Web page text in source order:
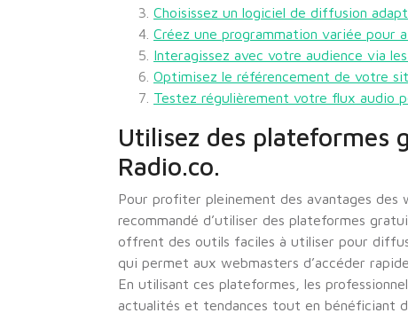
Choisissez un logiciel de diffusion
Créez une programmation variée pour
Interagissez avec votre audience via
Optimisez le référencement de votre
Testez régulièrement votre flux audio
Utilisez des plateformes
Radio.co.
Pour profiter pleinement des avantages
recommandé d’utiliser des plateformes
offrent des outils faciles à utiliser pour
qui permet aux webmasters d’accéder
En utilisant ces plateformes, les
actualités et tendances tout en bénéficiant